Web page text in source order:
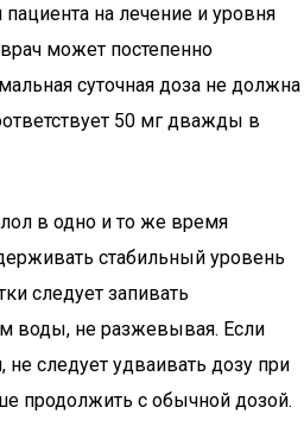
на лечение и уровня
может постепенно
суточная доза не должна
50 мг дважды в
в одно и то же время
стабильный уровень
следует запивать
воды, не разжевывая. Если
не следует удваивать дозу при
продолжить с обычной дозой.